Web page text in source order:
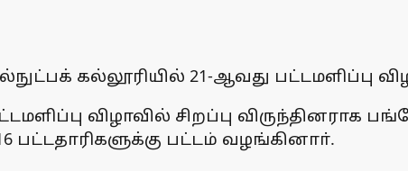
கல்லூரியில் 21-ஆவது பட்டமளிப்பு
விழாவில் சிறப்பு
பட்டதாரிகளுக்கு பட்டம் வழங்கினாா்.